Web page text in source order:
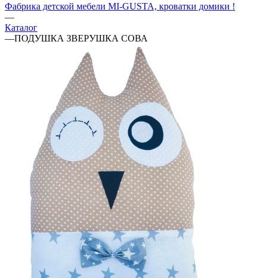
Фабрика детской мебели MI-GUSTA, кроватки домики !
—
Каталог
—ПОДУШКА ЗВЕРУШКА СОВА